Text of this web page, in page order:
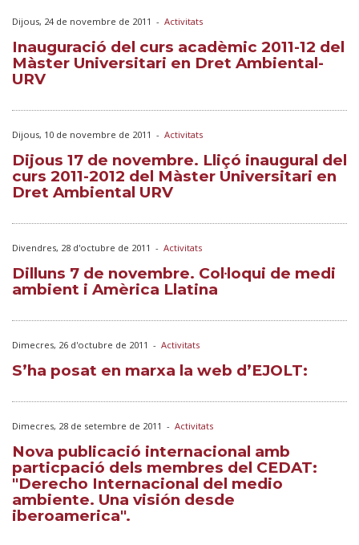
Dijous, 24 de novembre de 2011 - Activitats
Inauguració del curs acadèmic 2011-12 del
Màster Universitari en Dret Ambiental-
URV
Dijous, 10 de novembre de 2011 - Activitats
Dijous 17 de novembre. Lliçó inaugural del
curs 2011-2012 del Màster Universitari en
Dret Ambiental URV
Divendres, 28 d'octubre de 2011 - Activitats
Dilluns 7 de novembre. Col·loqui de medi
ambient i Amèrica Llatina
Dimecres, 26 d'octubre de 2011 - Activitats
S’ha posat en marxa la web d’EJOLT:
Dimecres, 28 de setembre de 2011 - Activitats
Nova publicació internacional amb
particpació dels membres del CEDAT:
"Derecho Internacional del medio
ambiente. Una visión desde
iberoamerica".